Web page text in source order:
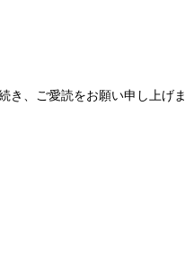
き、ご愛読をお願い申し上げま